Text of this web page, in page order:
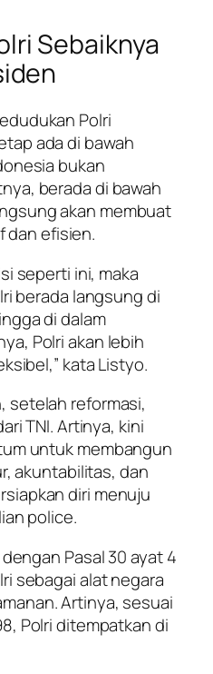
Sebaiknya
Polri
ada di bawah
bukan
berada di bawah
akan membuat
dan efisien.
seperti ini, maka
berada langsung di
di dalam
Polri akan lebih
kata Listyo.
setelah reformasi,
TNI. Artinya, kini
untuk membangun
akuntabilitas, dan
diri menuju
police.
Pasal 30 ayat 4
sebagai alat negara
Artinya, sesuai
Polri ditempatkan di